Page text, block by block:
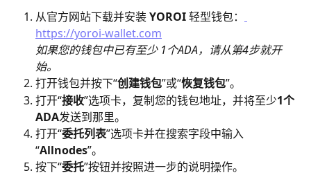
从官方网站下载并安装 YOROI 轻型钱包：
https://yoroi-wallet.com
如果您的钱包中已有至少 1个ADA，请从第4步就开
始。
打开钱包并按下“创建钱包”或“恢复钱包”。
打开“接收”选项卡，复制您的钱包地址，并将至少1个
ADA发送到那里。
打开“委托列表”选项卡并在搜索字段中输入
“Allnodes”。
按下“委托”按钮并按照进一步的说明操作。